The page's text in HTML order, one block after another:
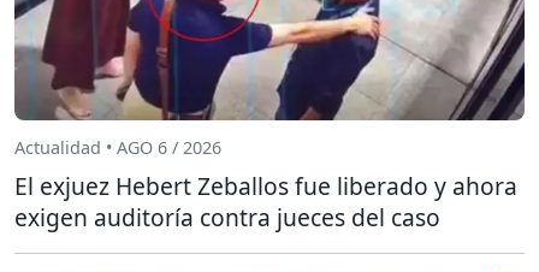
Actualidad • AGO 6 / 2026
El exjuez Hebert Zeballos fue liberado y ahora
exigen auditoría contra jueces del caso